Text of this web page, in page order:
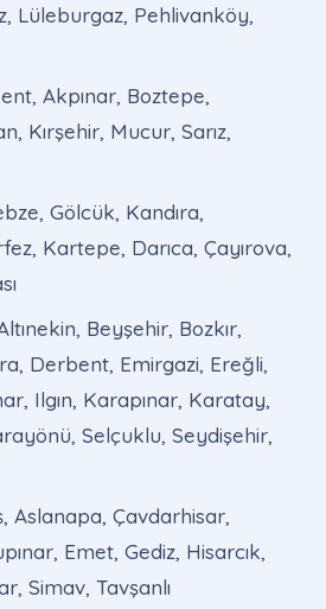
Lüleburgaz, Pehlivanköy,
Akpınar, Boztepe,
Kırşehir, Mucur, Sarız,
Gölcük, Kandıra,
Kartepe, Darıca, Çayırova,
Beyşehir, Bozkır,
Derbent, Emirgazi, Ereğli,
Ilgın, Karapınar, Karatay,
Selçuklu, Seydişehir,
Aslanapa, Çavdarhisar,
Emet, Gediz, Hisarcık,
Simav, Tavşanlı